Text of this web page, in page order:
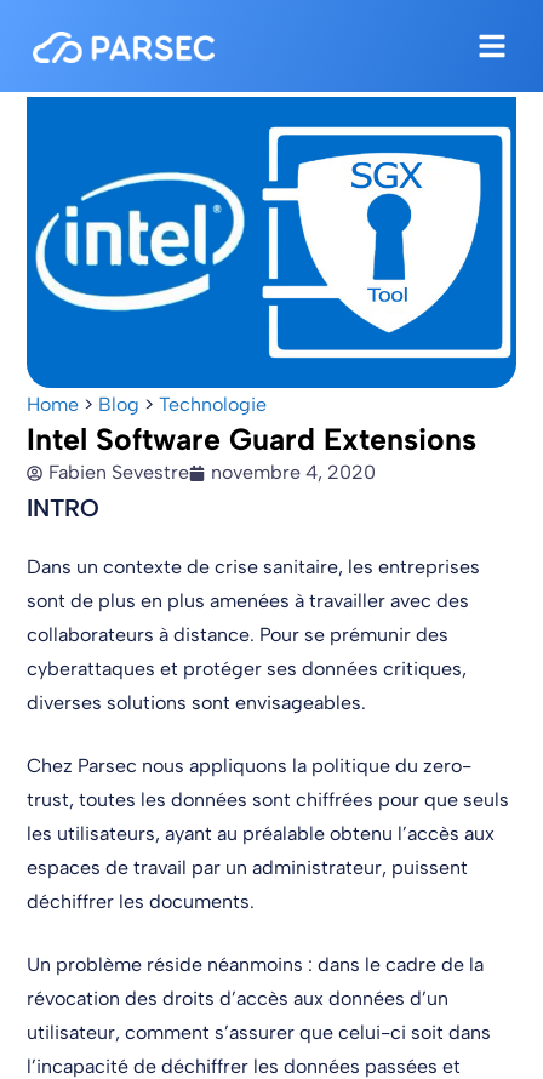
Home > Blog >Technologie
Intel Software Guard Extensions
Fabien Sevestre novembre 4, 2020
INTRO
Dans un contexte de crise sanitaire, les entreprises
sont de plus en plus amenées à travailler avec des
collaborateurs à distance. Pour se prémunir des
cyberattaques et protéger ses données critiques,
diverses solutions sont envisageables.
Chez Parsec nous appliquons la politique du zero-
trust, toutes les données sont chiffrées pour que seuls
les utilisateurs, ayant au préalable obtenu l’accès aux
espaces de travail par un administrateur, puissent
déchiffrer les documents.
Un problème réside néanmoins : dans le cadre de la
révocation des droits d’accès aux données d’un
utilisateur, comment s’assurer que celui-ci soit dans
l’incapacité de déchiffrer les données passées et